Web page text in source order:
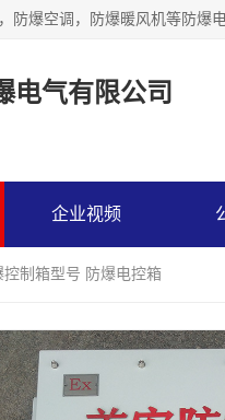
防爆空调，防爆暖风机等防爆
电气有限公司
企业视频
控制箱型号 防爆电控箱